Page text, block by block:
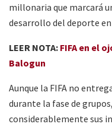
millonaria que marcará
desarrollo del deporte en
LEER NOTA: FIFA en el
Balogun
Aunque la FIFA no
durante la fase de
considerablemente sus